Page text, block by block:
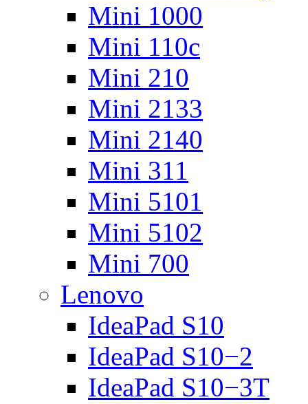
Mini 1000
Mini 110c
Mini 210
Mini 2133
Mini 2140
Mini 311
Mini 5101
Mini 5102
Mini 700
Lenovo
IdeaPad S10
IdeaPad S10−2
IdeaPad S10−3T